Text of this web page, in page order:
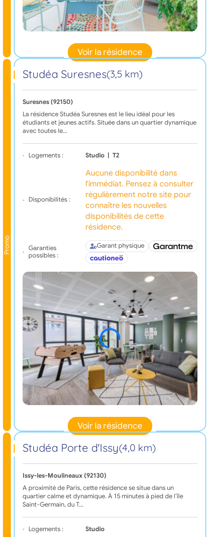
Voir la résidence
Promo
Studéa Suresnes(3,5 km)
Suresnes (92150)
La résidence Studéa Suresnes est le lieu idéal pour les
étudiants et jeunes actifs. Située dans un quartier dynamique
avec toutes le…
Logements : Studio T2
Disponibilités :
Aucune disponibilité dans
l'immédiat. Pensez à consulter
régulièrement notre site pour
connaître les nouvelles
disponibilités de cette
résidence.
Garanties
possibles :
Garant physique
Voir la résidence
Studéa Porte d'Issy(4,0 km)
Issy-les-Moulineaux (92130)
A proximité de Paris, cette résidence se situe dans un
quartier calme et dynamique. À 15 minutes à pied de l’île
Saint-Germain, du T…
Logements : Studio